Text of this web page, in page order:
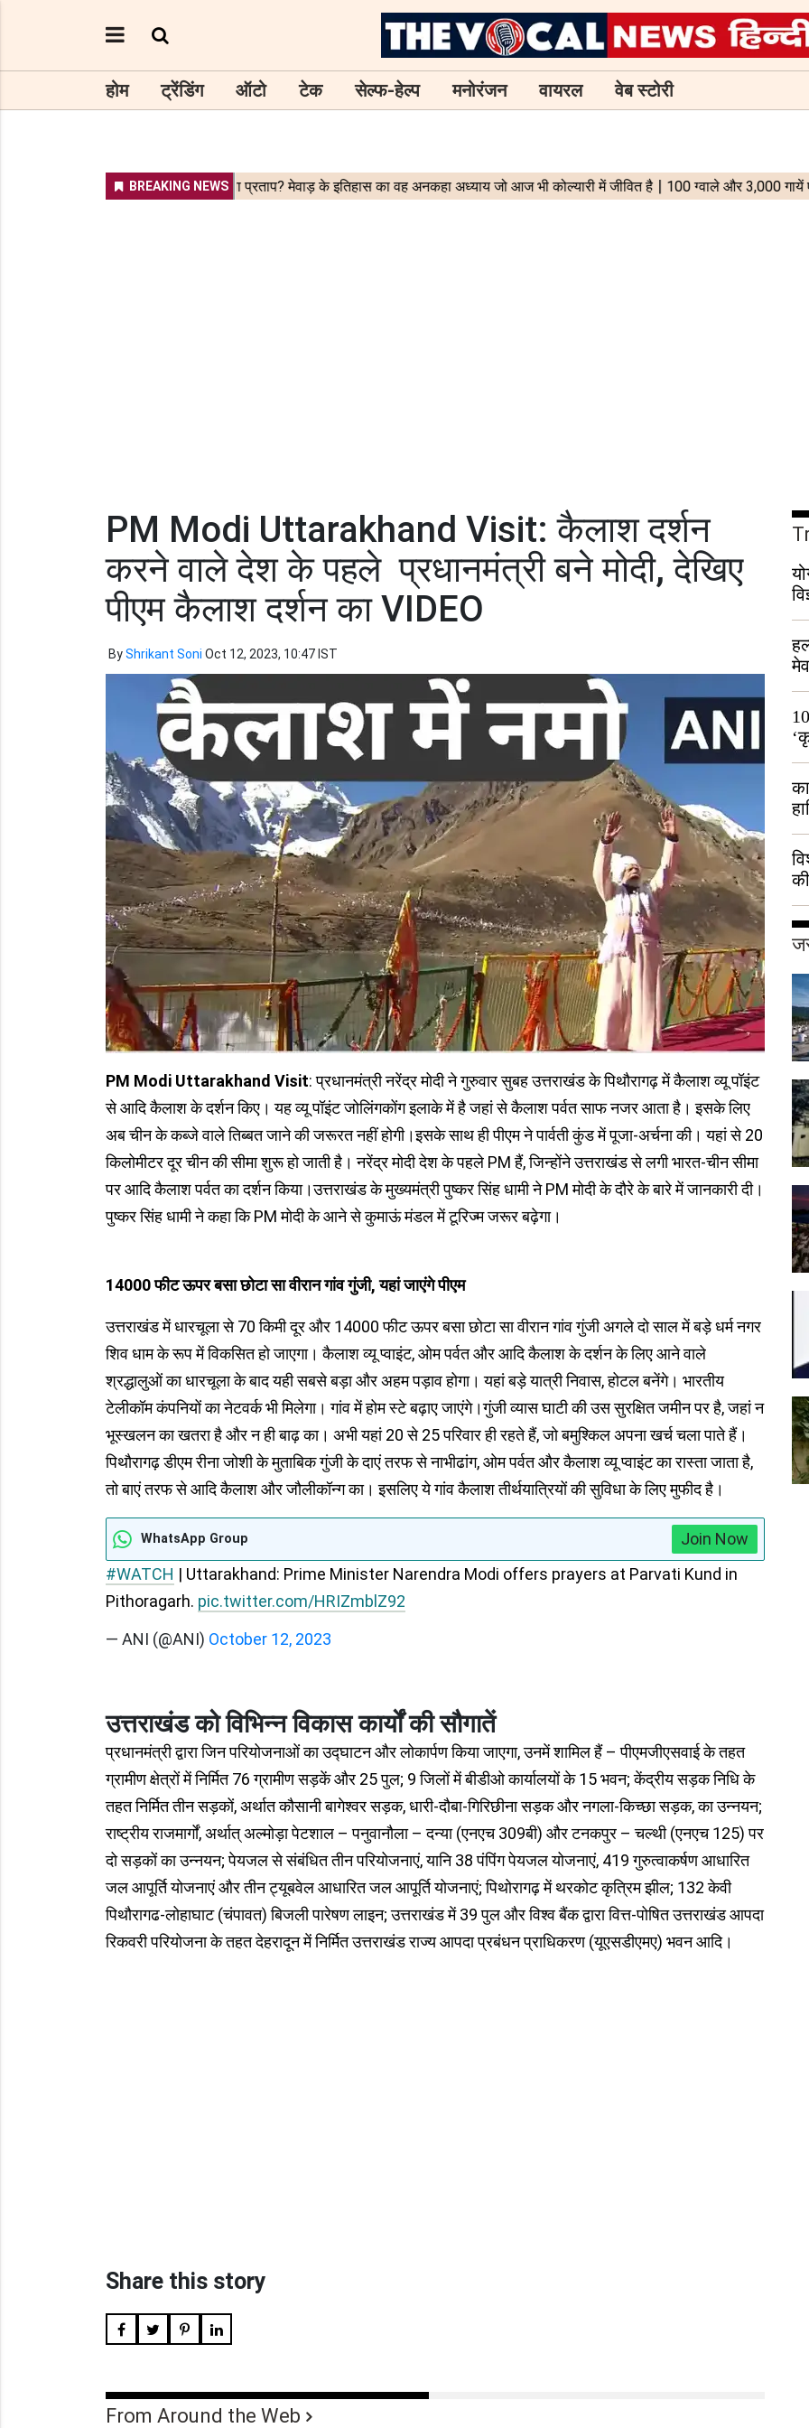
होम ट्रेंडिंग ऑटो टेक सेल्फ-हेल्प मनोरंजन वायरल वेब स्टोरी
PM Modi Uttarakhand Visit: कैलाश दर्शन
करने वाले देश के पहले प्रधानमंत्री बने मोदी, देखिए
पीएम कैलाश दर्शन का VIDEO
ByShrikant Soni Oct 12, 2023, 10:47 IST
PM Modi Uttarakhand Visit: प्रधानमंत्री नरेंद्र मोदी ने गुरुवार सुबह उत्तराखंड के पिथौरागढ़ में कैलाश व्यू पॉइंट
से आदि कैलाश के दर्शन किए। यह व्यू पॉइंट जोलिंगकोंग इलाके में है जहां से कैलाश पर्वत साफ नजर आता है। इसके लिए
अब चीन के कब्जे वाले तिब्बत जाने की जरूरत नहीं होगी।इसके साथ ही पीएम ने पार्वती कुंड में पूजा-अर्चना की। यहां से 20
किलोमीटर दूर चीन की सीमा शुरू हो जाती है। नरेंद्र मोदी देश के पहले PM हैं, जिन्होंने उत्तराखंड से लगी भारत-चीन सीमा
पर आदि कैलाश पर्वत का दर्शन किया।उत्तराखंड के मुख्यमंत्री पुष्कर सिंह धामी ने PM मोदी के दौरे के बारे में जानकारी दी।
पुष्कर सिंह धामी ने कहा कि PM मोदी के आने से कुमाऊं मंडल में टूरिज्म जरूर बढ़ेगा।
14000 फीट ऊपर बसा छोटा सा वीरान गांव गुंजी, यहां जाएंगे पीएम
उत्तराखंड में धारचूला से 70 किमी दूर और 14000 फीट ऊपर बसा छोटा सा वीरान गांव गुंजी अगले दो साल में बड़े धर्म नगर
शिव धाम के रूप में विकसित हो जाएगा। कैलाश व्यू प्वाइंट, ओम पर्वत और आदि कैलाश के दर्शन के लिए आने वाले
श्रद्धालुओं का धारचूला के बाद यही सबसे बड़ा और अहम पड़ाव होगा। यहां बड़े यात्री निवास, होटल बनेंगे। भारतीय
टेलीकॉम कंपनियों का नेटवर्क भी मिलेगा। गांव में होम स्टे बढ़ाए जाएंगे।गुंजी व्यास घाटी की उस सुरक्षित जमीन पर है, जहां न
भूस्खलन का खतरा है और न ही बाढ़ का। अभी यहां 20 से 25 परिवार ही रहते हैं, जो बमुश्किल अपना खर्च चला पाते हैं।
पिथौरागढ़ डीएम रीना जोशी के मुताबिक गुंजी के दाएं तरफ से नाभीढांग, ओम पर्वत और कैलाश व्यू प्वाइंट का रास्ता जाता है,
तो बाएं तरफ से आदि कैलाश और जौलीकॉन्ग का। इसलिए ये गांव कैलाश तीर्थयात्रियों की सुविधा के लिए मुफीद है।
WhatsApp Group
Join Now
#WATCH | Uttarakhand: Prime Minister Narendra Modi offers prayers at Parvati Kund in
Pithoragarh. pic.twitter.com/HRIZmblZ92
— ANI (@ANI) October 12, 2023
उत्तराखंड को विभिन्न विकास कार्यों की सौगातें
प्रधानमंत्री द्वारा जिन परियोजनाओं का उद्घाटन और लोकार्पण किया जाएगा, उनमें शामिल हैं – पीएमजीएसवाई के तहत
ग्रामीण क्षेत्रों में निर्मित 76 ग्रामीण सड़कें और 25 पुल; 9 जिलों में बीडीओ कार्यालयों के 15 भवन; केंद्रीय सड़क निधि के
तहत निर्मित तीन सड़कों, अर्थात कौसानी बागेश्वर सड़क, धारी-दौबा-गिरिछीना सड़क और नगला-किच्छा सड़क, का उन्नयन;
राष्ट्रीय राजमार्गों, अर्थात् अल्मोड़ा पेटशाल – पनुवानौला – दन्या (एनएच 309बी) और टनकपुर – चल्थी (एनएच 125) पर
दो सड़कों का उन्नयन; पेयजल से संबंधित तीन परियोजनाएं, यानि 38 पंपिंग पेयजल योजनाएं, 419 गुरुत्वाकर्षण आधारित
जल आपूर्ति योजनाएं और तीन ट्यूबवेल आधारित जल आपूर्ति योजनाएं; पिथोरागढ़ में थरकोट कृत्रिम झील; 132 केवी
पिथौरागढ-लोहाघाट (चंपावत) बिजली पारेषण लाइन; उत्तराखंड में 39 पुल और विश्व बैंक द्वारा वित्त-पोषित उत्तराखंड आपदा
रिकवरी परियोजना के तहत देहरादून में निर्मित उत्तराखंड राज्य आपदा प्रबंधन प्राधिकरण (यूएसडीएमए) भवन आदि।
Share this story
From Around the Web
हुई